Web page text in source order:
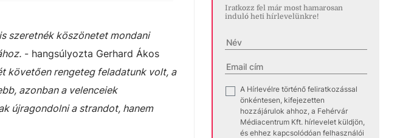
szeretnék köszönetet mondani
- hangsúlyozta Gerhard Ákos
követően rengeteg feladatunk volt, a
azonban a velenceiek
újragondolni a strandot, hanem
Iratkozz fel már most hamarosan
induló heti hírlevelünkre!
✓
A Hírlevélre történő feliratkozással
önkéntesen, kifejezetten
hozzájárulok ahhoz, a Fehérvár
Médiacentrum Kft. hírlevelet küldjön,
és ehhez kapcsolódóan felhasználói